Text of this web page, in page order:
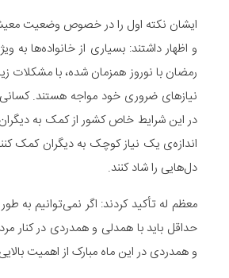
ایشان نکته اول را در خصوص وضعیت
و اظهار داشتند: بسیاری از خانواده‌ها به
رمضان با نوروز همزمان شده، با مشکلات
نیازهای ضروری خود مواجه هستند. کسانی
در این شرایط خاص کشور از کمک به
اندازه‌ی یک نیاز کوچک به دیگران کمک
دل‌هایی را شاد کنند.
معظم له تأکید کردند: اگر نمی‌توانیم به
حداقل باید با همدلی و همدردی در کنار
و همدردی در این ماه مبارک از اهمیت